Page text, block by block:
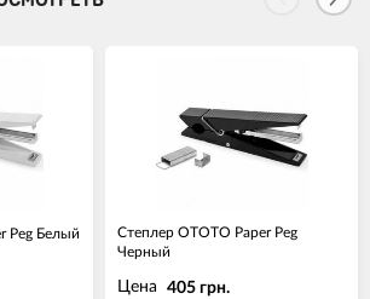
Peg Белый
Степлер OTOTO Paper Peg
Черный
Цена 405 грн.